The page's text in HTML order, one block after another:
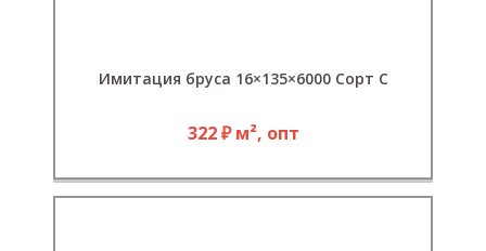
Имитация бруса 16×135×6000 Сорт С
322 ₽ м², опт